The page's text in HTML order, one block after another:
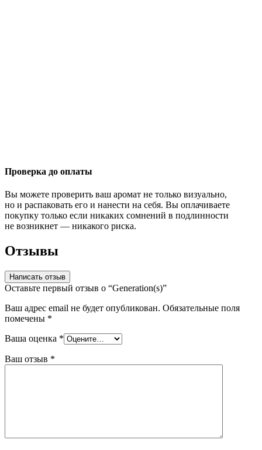
Проверка до оплаты
Вы можете проверить ваш аромат не только визуально,
но и распаковать его и нанести на себя. Вы оплачиваете
покупку только если никаких сомнений в подлинности
не возникнет — никакого риска.
Отзывы
Написать отзыв
Оставьте первый отзыв о “Generation(s)”
Ваш адрес email не будет опубликован. Обязательные поля
помечены *
Ваша оценка *
Ваш отзыв *